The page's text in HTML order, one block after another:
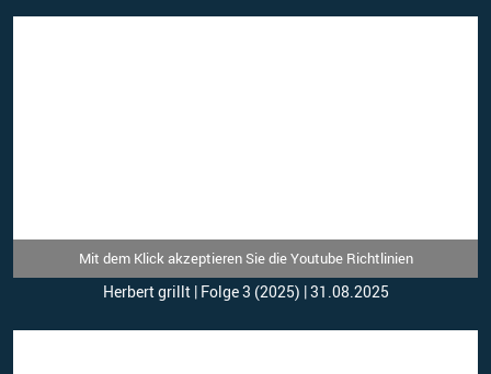
Mit dem Klick akzeptieren Sie die Youtube Richtlinien
Herbert grillt | Folge 3 (2025) | 31.08.2025